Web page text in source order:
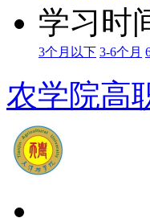
学习时
3个月以下 3-6个月
农学院高